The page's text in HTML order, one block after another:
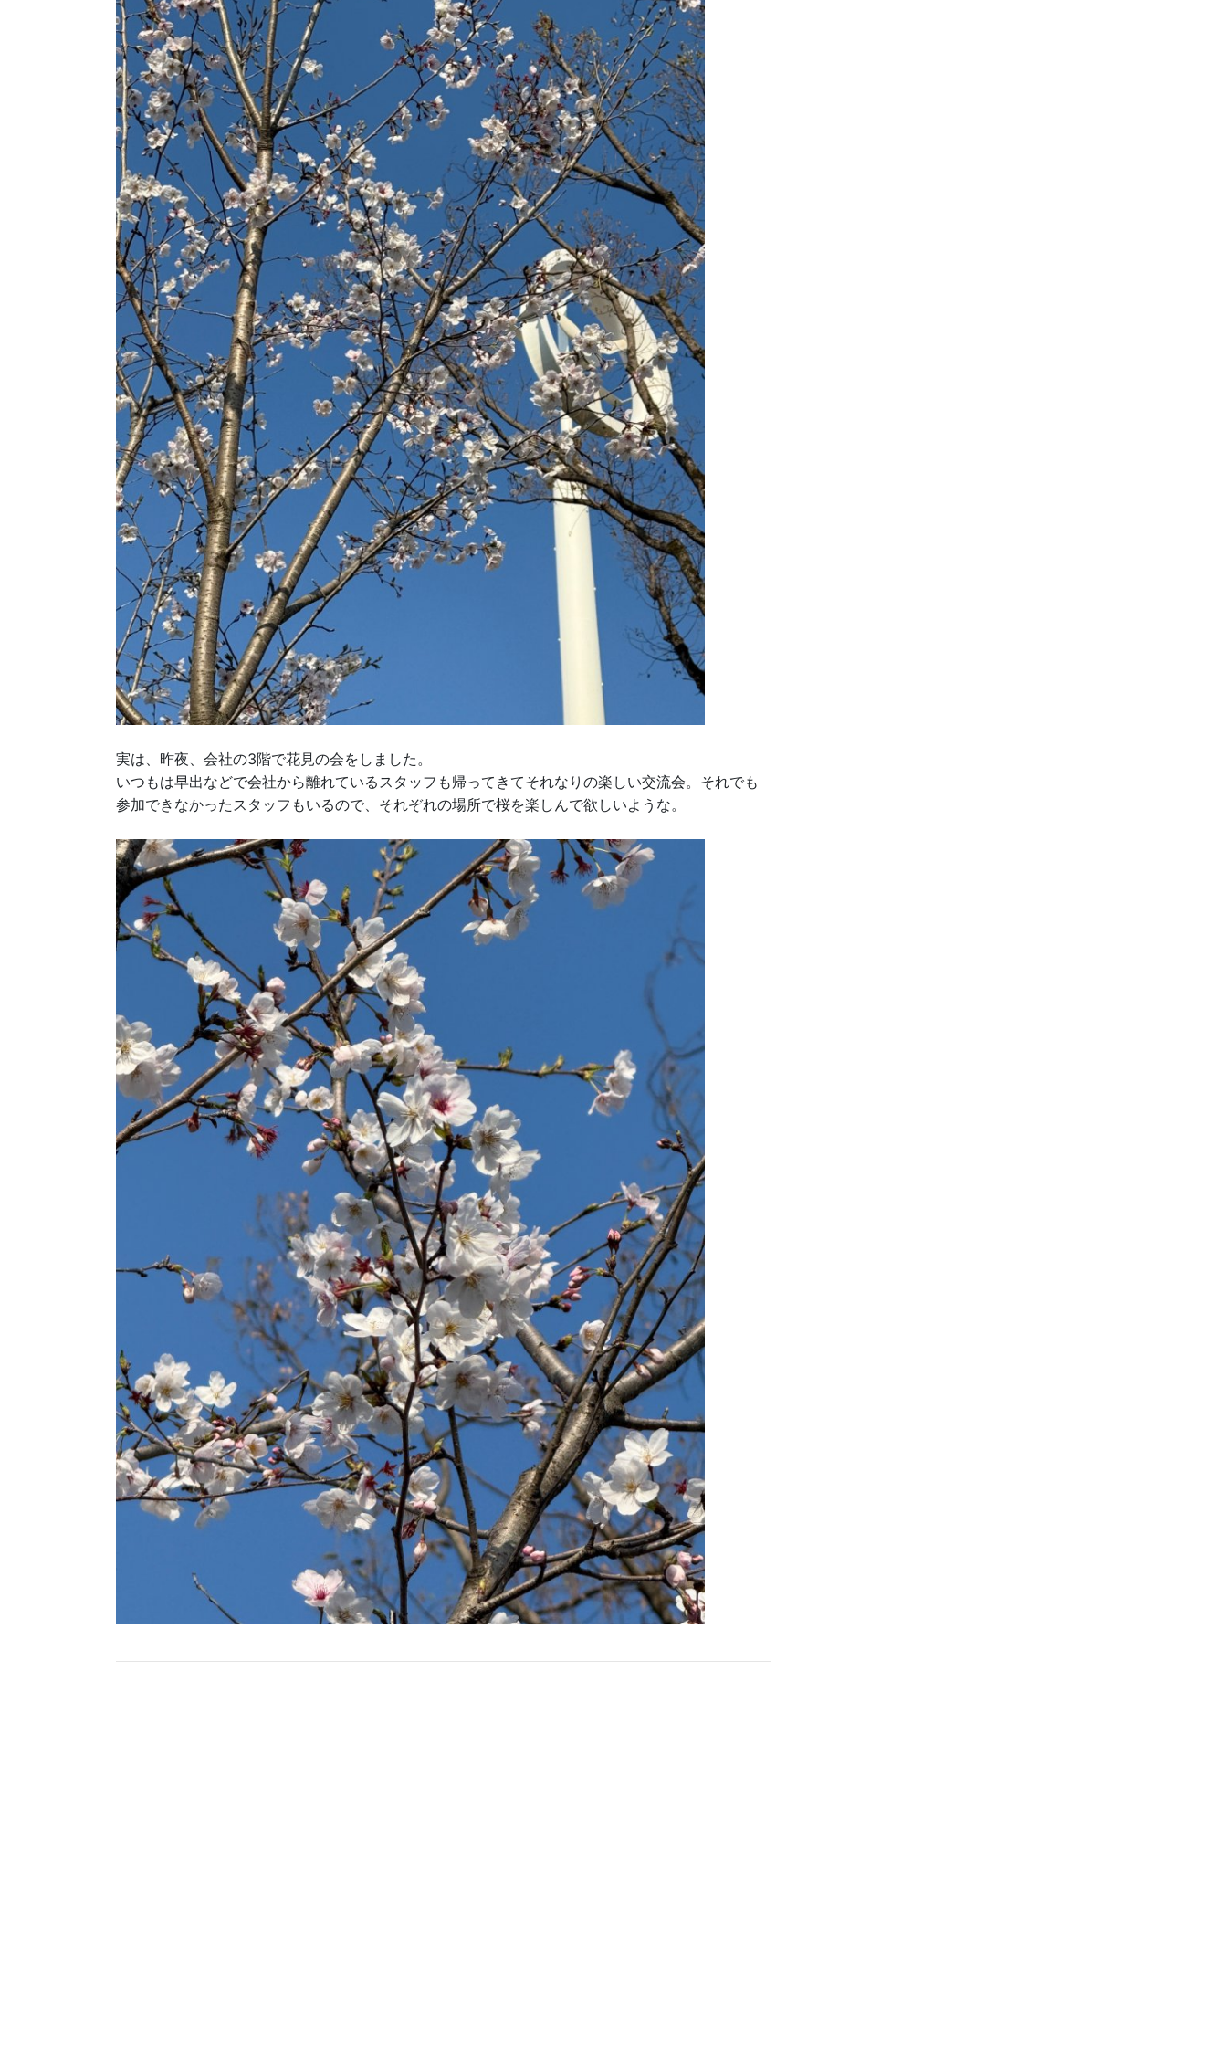
実は、昨夜、会社の3階で花見の会をしました。
いつもは早出などで会社から離れているスタッフも帰ってきてそれなりの楽しい交流会。それでも
参加できなかったスタッフもいるので、それぞれの場所で桜を楽しんで欲しいような。